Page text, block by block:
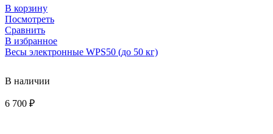
В корзину
Посмотреть
Сравнить
В избранное
Весы электронные WPS50 (до 50 кг)
В наличии
6 700 ₽